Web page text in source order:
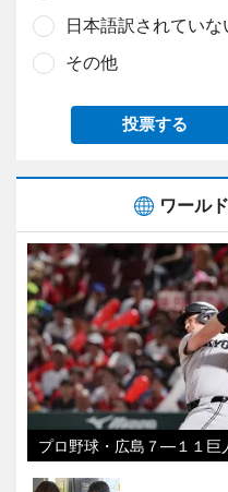
日本語訳されていな
その他
投票する
ワール
プロ野球・広島７―１１巨